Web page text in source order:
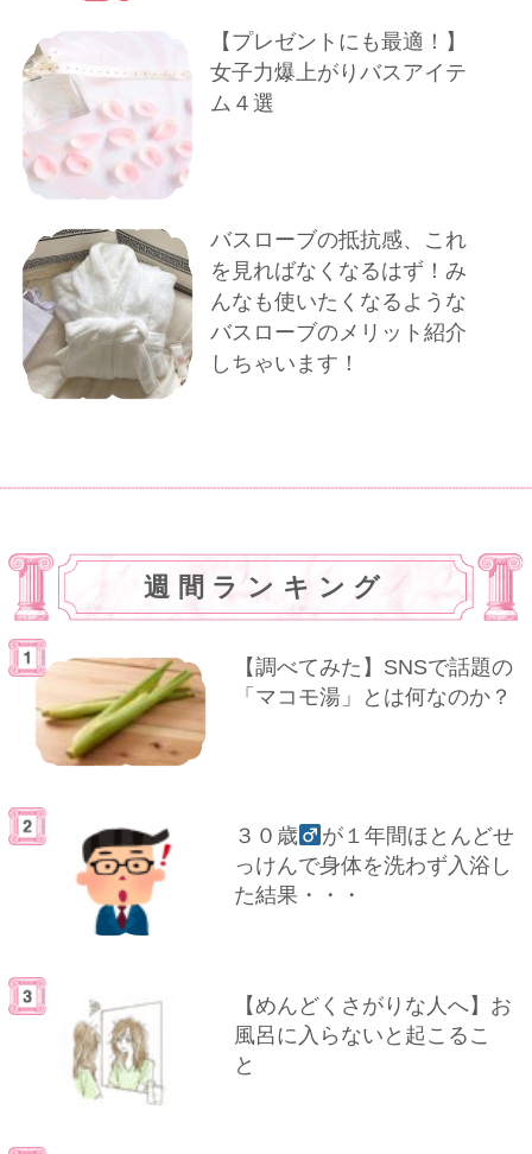
【プレゼントにも最適！】
女子力爆上がりバスアイテ
ム４選
バスローブの抵抗感、これ
を見ればなくなるはず！み
んなも使いたくなるような
バスローブのメリット紹介
しちゃいます！
週間ランキング
【調べてみた】SNSで話題の
「マコモ湯」とは何なのか？
３０歳
が１年間ほとんどせ
っけんで身体を洗わず入浴し
た結果・・・
【めんどくさがりな人へ】お
風呂に入らないと起こるこ
と